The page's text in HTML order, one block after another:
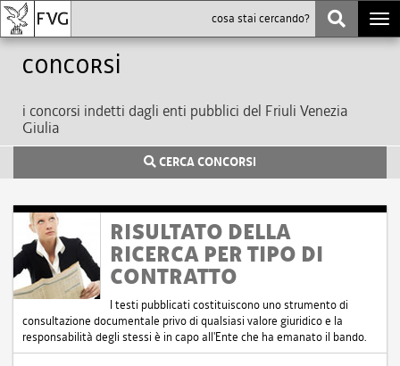
Concorsi
i concorsi indetti dagli enti pubblici del Friuli Venezia
Giulia
CERCA CONCORSI
RISULTATO DELLA
RICERCA PER TIPO DI
CONTRATTO
I testi pubblicati costituiscono uno strumento di
consultazione documentale privo di qualsiasi valore giuridico e la
responsabilità degli stessi è in capo all'Ente che ha emanato il bando.